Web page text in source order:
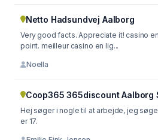
Netto Hadsundvej Aalborg
Very good facts. Appreciate it! casino
point. meilleur casino en lig...
Noella
Coop365 365discount Aalborg
Hej søger i nogle til at arbejde, jeg
er 17.